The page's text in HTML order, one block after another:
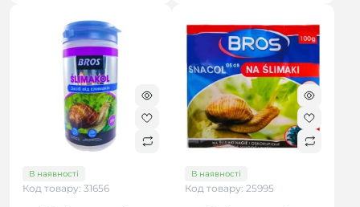
В наявності
Код товару: 31656
В наявності
Код товару: 25995